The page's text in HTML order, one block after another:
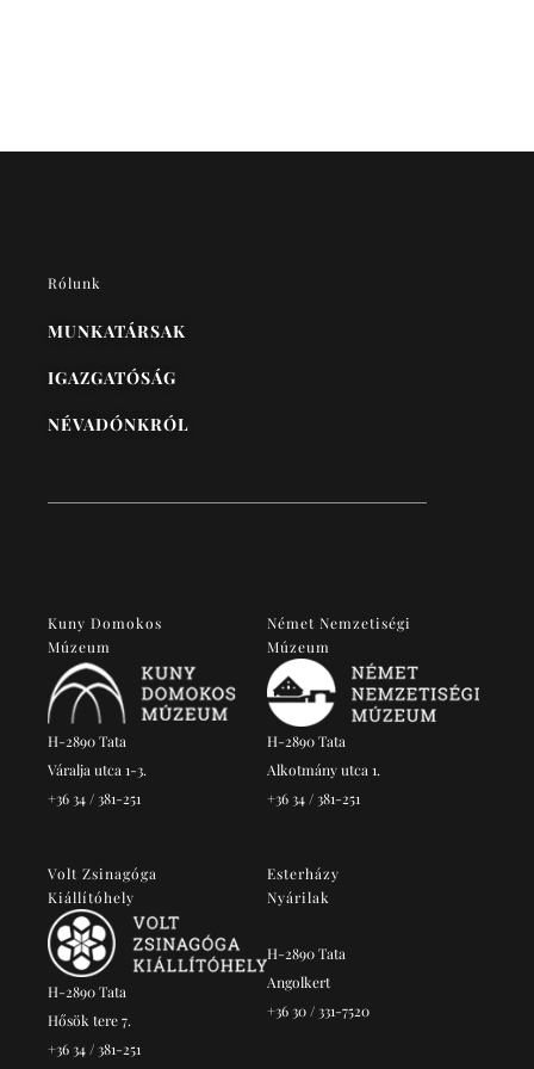
Rólunk
MUNKATÁRSAK
IGAZGATÓSÁG
NÉVADÓNKRÓL
Kuny Domokos
Múzeum
H-2890 Tata
Váralja utca 1-3.
+36 34 / 381-251
Német Nemzetiségi
Múzeum
H-2890 Tata
Alkotmány utca 1.
+36 34 / 381-251
Volt Zsinagóga
Kiállítóhely
H-2890 Tata
Hősök tere 7.
+36 34 / 381-251
Esterházy
Nyárilak
H-2890 Tata
Angolkert
+36 30 / 331-7520